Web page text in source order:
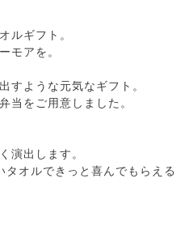
ルギフト。
モアを。
すような元気なギフト。
当をご用意しました。
演出します。
オルできっと喜んでもらえる